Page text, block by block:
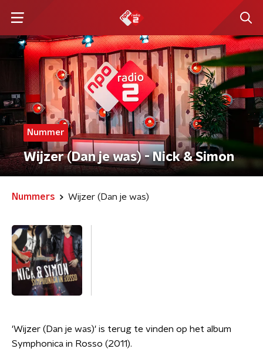
Nummer
Wijzer (Dan je was) - Nick & Simon
Nummers Wijzer (Dan je was)
'Wijzer (Dan je was)' is terug te vinden op het album
Symphonica in Rosso (2011).